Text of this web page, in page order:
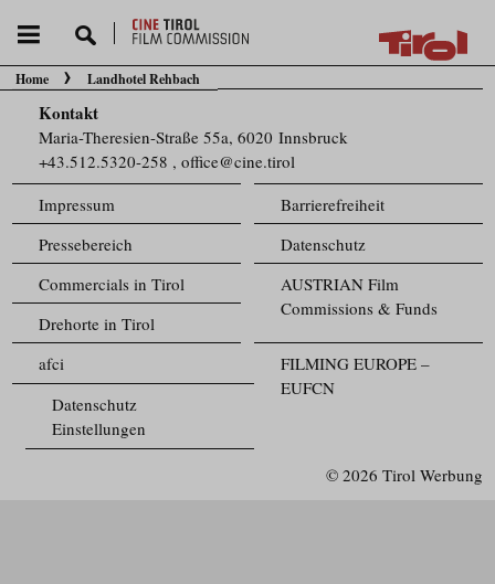
Sie befinden sich hier:
Home Landhotel Rehbach
Kontakt
Maria-Theresien-Straße 55a, 6020 Innsbruck
+43.512.5320-258 ,office@cine.tirol
Impressum
Barrierefreiheit
Pressebereich
Datenschutz
Commercials in Tirol
AUSTRIAN Film
Commissions & Funds
Drehorte in Tirol
FILMING EUROPE –
EUFCN
afci
Datenschutz
Einstellungen
© 2026 Tirol Werbung